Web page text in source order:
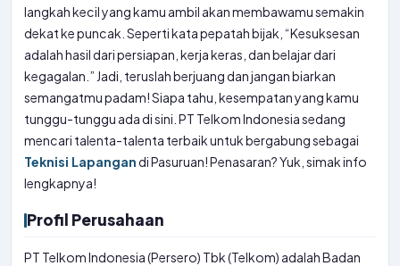
langkah kecil yang kamu ambil akan membawamu semakin
dekat ke puncak. Seperti kata pepatah bijak, “Kesuksesan
adalah hasil dari persiapan, kerja keras, dan belajar dari
kegagalan.” Jadi, teruslah berjuang dan jangan biarkan
semangatmu padam! Siapa tahu, kesempatan yang kamu
tunggu-tunggu ada di sini. PT Telkom Indonesia sedang
mencari talenta-talenta terbaik untuk bergabung sebagai
Teknisi Lapangandi Pasuruan! Penasaran? Yuk, simak info
lengkapnya!
Profil Perusahaan
PT Telkom Indonesia (Persero) Tbk (Telkom) adalah Badan